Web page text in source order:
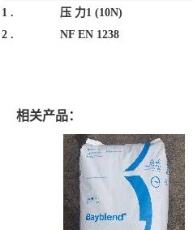
1 .
压 力1 (10N)
2 .
NF EN 1238
相关产品：